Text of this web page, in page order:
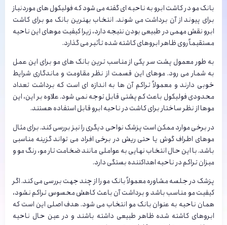
بانک مو در کاشت ابرو به ناحیه ای گفته می شود که فولیکول های موردنیاز
برای پیوند از آن برداشت می شوند. انتخاب بهترین بانک مو برای کاشت
ابرو نقش مهمی در طبیعی بودن نتیجه دارد، زیرا کیفیت موهای این ناحیه
مستقیماً روی ظاهر ابروهای کاشته شده تأثیر می گذارد.
به طور معمول پشت سر یکی از مناسب ترین بانک های مو برای این عمل
به شمار می رود. موهای این قسمت از نظر مقاومت و ماندگاری شرایط
خوبی دارند و معمولاً تراکم آن ها به اندازه ای است که برداشت تعداد
محدودی فولیکول باعث کم پشتی قابل توجه نمی شود. علاوه بر این، این
موها از نظر ساختار برای کاشت در ناحیه ابرو قابل استفاده هستند.
در برخی موارد ممکن است پزشک نواحی دیگری را نیز بررسی کند. برای مثال
موهای اطراف گوش یا حتی ریش در برخی افراد می تواند گزینه مناسبی
باشد. با این حال انتخاب نهایی به عواملی مانند ضخامت تار مو، رنگ مو و
میزان تراکم در ناحیه اهداکننده بستگی دارد.
پزشک در جلسه مشاوره معمولاً بانک مو را از چند جهت بررسی می کند. اگر
کیفیت مو مناسب باشد و برداشت آن باعث کاهش محسوس تراکم نشود،
همان ناحیه به عنوان بانک مو انتخاب می شود. هدف اصلی این است که
ابروهای کاشته شده ظاهر طبیعی داشته باشند و در عین حال ناحیه